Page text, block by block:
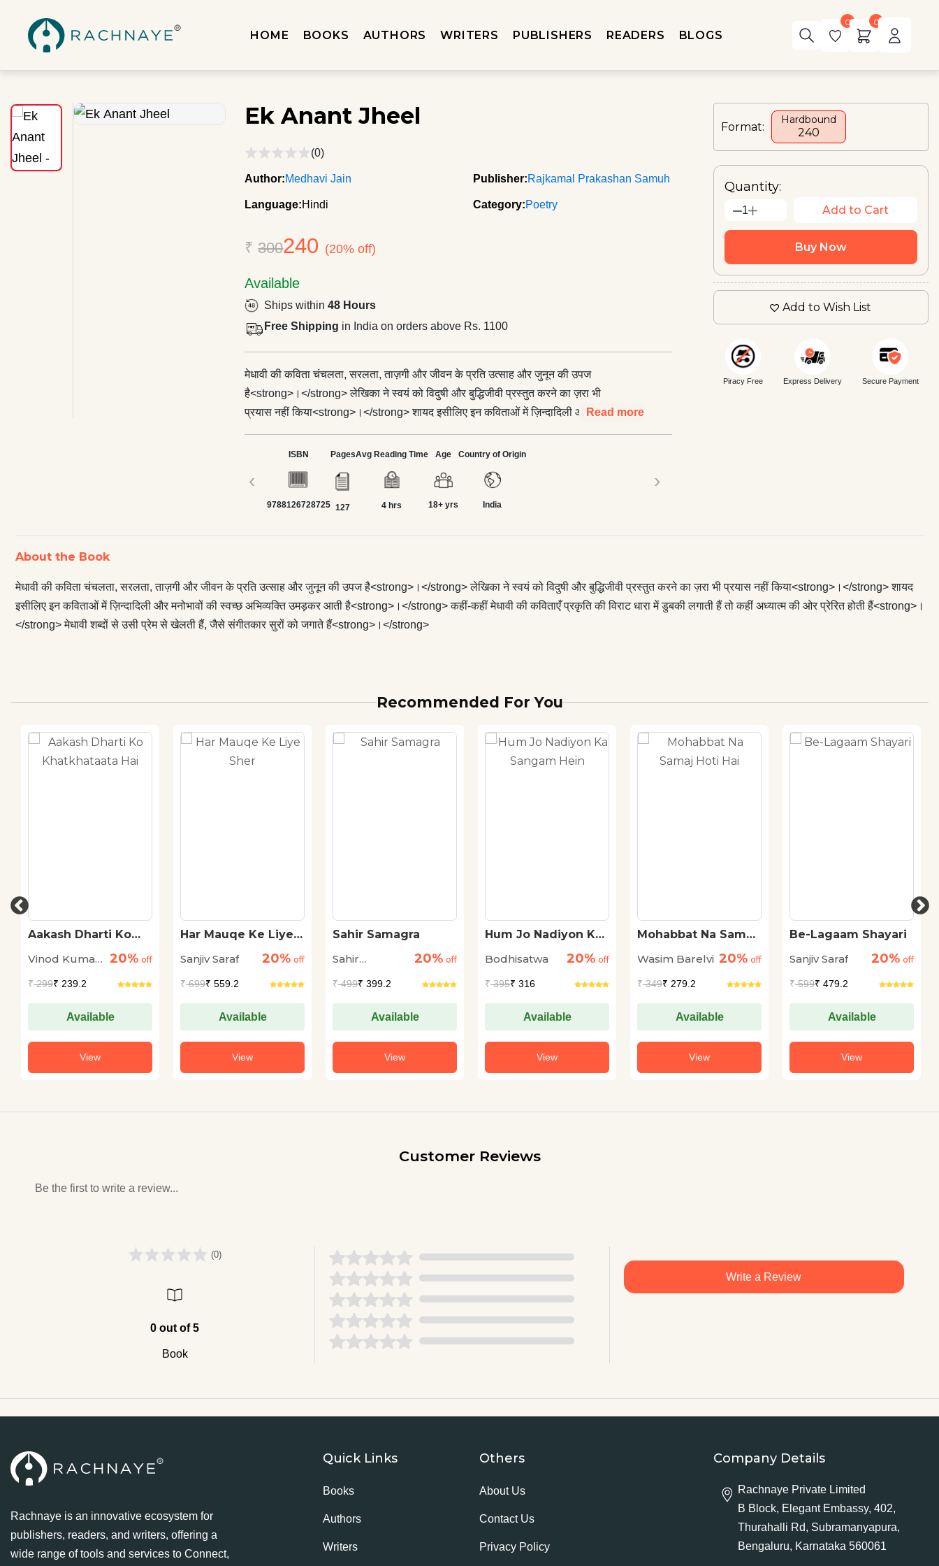
HOME BOOKS AUTHORS WRITERS PUBLISHERS READERS BLOGS
0 0
Ek Anant Jheel
(0)
Author:Medhavi Jain Publisher:Rajkamal Prakashan Samuh
Language:Hindi Category:Poetry
₹300240 (20% off)
Available
Ships within48 Hours
Free Shipping in India on orders above Rs. 1100
मेधावी की कविता चंचलता, सरलता, ताज़गी और जीवन के प्रति उत्साह और जुनून की उपज
है<strong>।</strong> लेखिका ने स्वयं को विदुषी और बुद्धिजीवी प्रस्तुत करने का ज़रा भी
प्रयास नहीं किया<strong>।</strong> शायद इसीलिए इन कविताओं में ज़िन्दादिली और
कविताएँ प्रकृति की विराट धारा में डुबकी लगाती हैं तो कहीं अध्यात्म की ओर प्रेरित होती
हैं<strong>।</strong> मेधावी शब्दों से उसी प्रेम से खेलती हैं, जैसे संगीतकार सुरों को
जगाते हैं<strong>।</strong>
Read more
‹
ISBN
9788126728725
Pages
127
Avg Reading Time
4 hrs
Age
18+ yrs
Country of Origin
India
›
Format:
Hardbound
₹240
Quantity:
1 Add to Cart
Buy Now
Add to Wish List
Piracy Free Express Delivery Secure Payment
About the Book
मेधावी की कविता चंचलता, सरलता, ताज़गी और जीवन के प्रति उत्साह और जुनून की उपज है<strong>।</strong> लेखिका ने स्वयं को विदुषी और बुद्धिजीवी प्रस्तुत करने का ज़रा भी प्रयास नहीं किया<strong>।</strong> शायद
इसीलिए इन कविताओं में ज़िन्दादिली और मनोभावों की स्वच्छ अभिव्यक्ति उमड़कर आती है<strong>।</strong> कहीं-कहीं मेधावी की कविताएँ प्रकृति की विराट धारा में डुबकी लगाती हैं तो कहीं अध्यात्म की ओर प्रेरित होती हैं<strong>।
</strong> मेधावी शब्दों से उसी प्रेम से खेलती हैं, जैसे संगीतकार सुरों को जगाते हैं<strong>।</strong>
Recommended For You
Aakash Dharti Ko
Vinod Kumar
20% off
₹299₹ 239.2
Available
View
Har Mauqe Ke Liye
Sanjiv Saraf
20% off
₹699₹ 559.2
Available
View
Sahir Samagra
Sahir
20% off
₹499₹ 399.2
Available
View
Hum Jo Nadiyon Ka
Bodhisatwa
20% off
₹395₹ 316
Available
View
Mohabbat Na Samaj
Wasim Barelvi 20% off
₹349₹ 279.2
Available
View
Be-Lagaam Shayari
Sanjiv Saraf
20% off
₹599₹ 479.2
Available
View
Customer Reviews
Be the first to write a review...
(0)
0 out of 5
Book
Write a Review
Rachnaye is an innovative ecosystem for
publishers, readers, and writers, offering a
wide range of tools and services to Connect,
Quick Links
Books
Authors
Writers
Others
About Us
Contact Us
Privacy Policy
Company Details
Rachnaye Private Limited
B Block, Elegant Embassy, 402,
Thurahalli Rd, Subramanyapura,
Bengaluru, Karnataka 560061